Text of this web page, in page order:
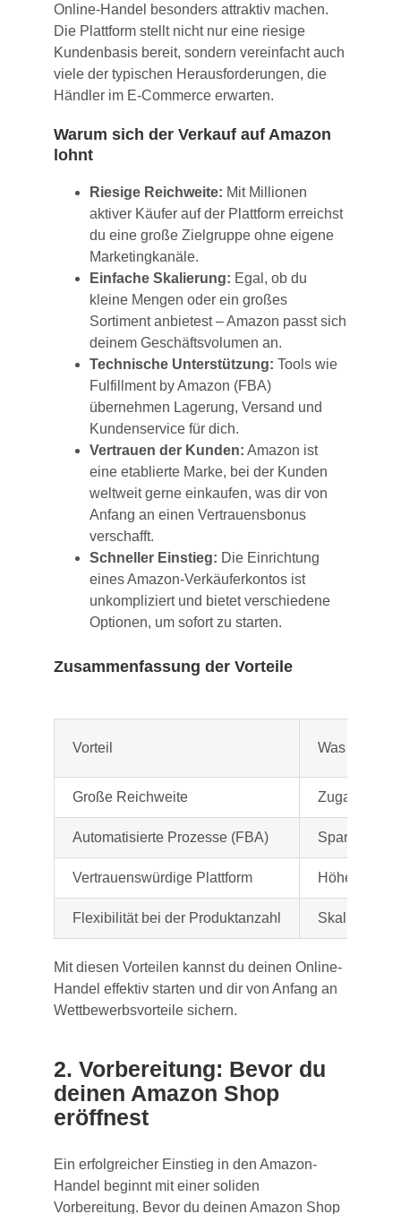
Online-Handel besonders attraktiv machen.
Die Plattform stellt nicht nur eine riesige
Kundenbasis bereit, sondern vereinfacht auch
viele der typischen Herausforderungen, die
Händler im E-Commerce erwarten.
Warum sich der Verkauf auf Amazon
lohnt
Riesige Reichweite: Mit Millionen
aktiver Käufer auf der Plattform erreichst
du eine große Zielgruppe ohne eigene
Marketingkanäle.
Einfache Skalierung: Egal, ob du
kleine Mengen oder ein großes
Sortiment anbietest – Amazon passt sich
deinem Geschäftsvolumen an.
Technische Unterstützung: Tools wie
Fulfillment by Amazon (FBA)
übernehmen Lagerung, Versand und
Kundenservice für dich.
Vertrauen der Kunden: Amazon ist
eine etablierte Marke, bei der Kunden
weltweit gerne einkaufen, was dir von
Anfang an einen Vertrauensbonus
verschafft.
Schneller Einstieg: Die Einrichtung
eines Amazon-Verkäuferkontos ist
unkompliziert und bietet verschiedene
Optionen, um sofort zu starten.
Zusammenfassung der Vorteile
Vorteil Was es dir
Große Reichweite Zugang zu
Automatisierte Prozesse (FBA) Spart Zeit
Vertrauenswürdige Plattform Höhere
Flexibilität bei der Produktanzahl
Mit diesen Vorteilen kannst du deinen Online-
Handel effektiv starten und dir von Anfang an
Wettbewerbsvorteile sichern.
2. Vorbereitung: Bevor du
deinen Amazon Shop
eröffnest
Ein erfolgreicher Einstieg in den Amazon-
Handel beginnt mit einer soliden
Vorbereitung. Bevor du deinen Amazon Shop